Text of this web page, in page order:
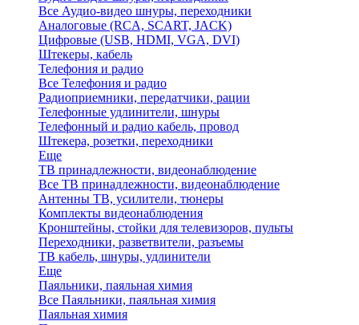
Все Аудио-видео шнуры, переходники
Аналоговые (RCA, SCART, JACK)
Цифровые (USB, HDMI, VGA, DVI)
Штекеры, кабель
Телефония и радио
Все Телефония и радио
Радиоприемники, передатчики, рации
Телефонные удлинители, шнуры
Телефонный и радио кабель, провод
Штекера, розетки, переходники
Еще
ТВ принадлежности, видеонаблюдение
Все ТВ принадлежности, видеонаблюдение
Антенны ТВ, усилители, тюнеры
Комплекты видеонаблюдения
Кронштейны, стойки для телевизоров, пульты
Переходники, разветвители, разъемы
ТВ кабель, шнуры, удлинители
Еще
Паяльники, паяльная химия
Все Паяльники, паяльная химия
Паяльная химия